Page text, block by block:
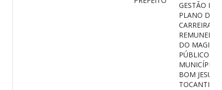
GESTÃO DO
PLANO DE
CARREIRA E
DO
PÚBLICO DO
MUNICÍPIO
BOM JESUS